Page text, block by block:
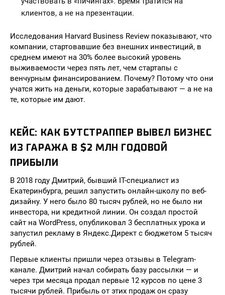
клиентов, а не на презентации.
Исследования Harvard Business Review показывают, что
компании, стартовавшие без внешних инвестиций, в
среднем имеют на 30% более высокий уровень
выживаемости через пять лет, чем стартапы с
венчурным финансированием. Почему? Потому что они
учатся жить на деньги, которые зарабатывают — а не на
те, которые им дают.
КЕЙС: КАК БУТСТРАППЕР ВЫВЕЛ БИЗНЕС
ИЗ ГАРАЖА В $2 МЛН ГОДОВОЙ
ПРИБЫЛИ
В 2018 году Дмитрий, бывший IT-специалист из
Екатеринбурга, решил запустить онлайн-школу по веб-
дизайну. У него было 80 тысяч рублей, но не было ни
инвестора, ни кредитной линии. Он создал простой
сайт на WordPress, опубликовал 3 бесплатных урока и
запустил рекламу в Яндекс.Директ с бюджетом 5 тысяч
рублей.
Первые клиенты пришли через отзывы в Telegram-
канале. Дмитрий начал собирать базу рассылки — и
через три месяца продал первые 12 курсов по цене 3
тысячи рублей. Прибыль от этих продаж он сразу